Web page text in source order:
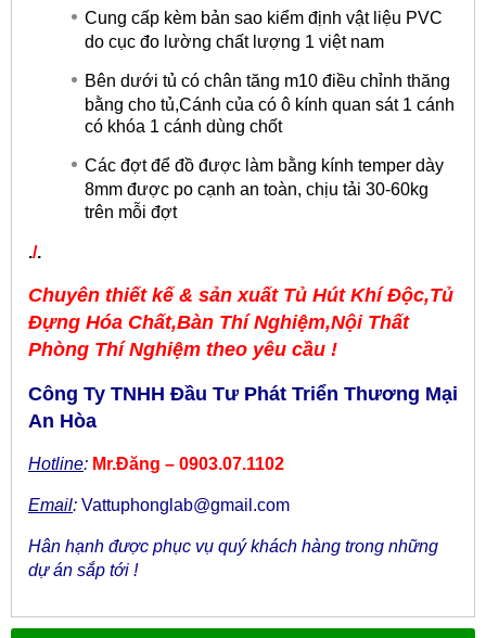
Cung cấp kèm bản sao kiểm định vật liệu PVC
do cục đo lường chất lượng 1 việt nam
Bên dưới tủ có chân tăng m10 điều chỉnh thăng
bằng cho tủ,Cánh của có ô kính quan sát 1 cánh
có khóa 1 cánh dùng chốt
Các đợt để đồ được làm bằng kính temper dày
8mm được po cạnh an toàn, chịu tải 30-60kg
trên mỗi đợt
​./.
Chuyên thiết kế & sản xuất Tủ Hút Khí Độc,Tủ
Đựng Hóa Chất,Bàn Thí Nghiệm,Nội Thất
Phòng Thí Nghiệm theo yêu cầu !
Công Ty TNHH Đầu Tư Phát Triển Thương Mại
An Hòa
Hotline: Mr.Đăng – 0903.07.1102
Email: Vattuphonglab@gmail.com
Hân hạnh được phục vụ quý khách hàng trong những
dự án sắp tới !